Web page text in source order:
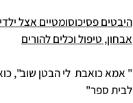
היבטים פסיכוסומטיים אצל
אבחון, טיפול וכלים להורים
" אמא כואבת  לי הבטן שוב",
לבית ספר"